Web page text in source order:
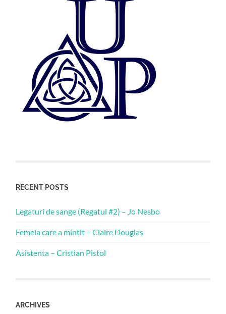
RECENT POSTS
Legaturi de sange (Regatul #2) – Jo Nesbo
Femeia care a mintit – Claire Douglas
Asistenta – Cristian Pistol
ARCHIVES